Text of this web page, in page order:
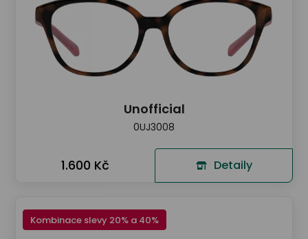
Unofficial
0UJ3008
1.600 Kč Detaily
Kombinace slevy 20% a 40%